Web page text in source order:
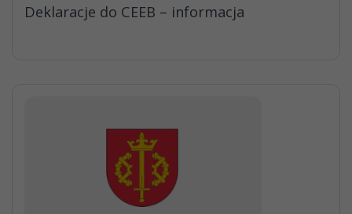
Deklaracje do CEEB – informacja